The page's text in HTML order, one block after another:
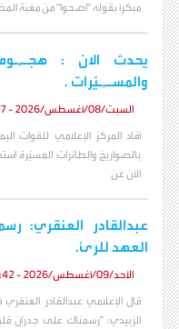
مبكراً بقوله "اصحوا" من مغبة
يحدث الان :
والمسـ,ـيّرات .
السبت/08/أغسطس/2026 - 04:27 م
أفاد المركز الإعلامي للقوات
بالصواريخ والطائرات المسيّرة
الآن عن
عبدالقادر العنقري:
العهد للرئ.
الأحد/09/أغسطس/2026 - 01:42 ص
قال الإعلامي عبدالقادر
الزبيدي: "رسمناك على جدران